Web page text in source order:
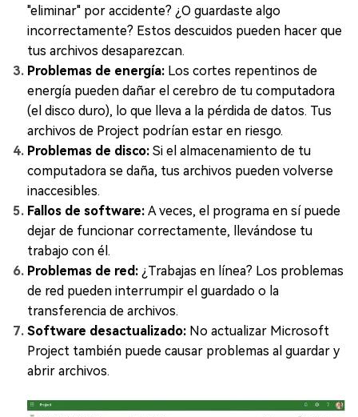
"eliminar" por accidente? ¿O guardaste algo
incorrectamente? Estos descuidos pueden hacer que
tus archivos desaparezcan.
Problemas de energía: Los cortes repentinos de
energía pueden dañar el cerebro de tu computadora
(el disco duro), lo que lleva a la pérdida de datos. Tus
archivos de Project podrían estar en riesgo.
Problemas de disco: Si el almacenamiento de tu
computadora se daña, tus archivos pueden volverse
inaccesibles.
Fallos de software: A veces, el programa en sí puede
dejar de funcionar correctamente, llevándose tu
trabajo con él.
Problemas de red: ¿Trabajas en línea? Los problemas
de red pueden interrumpir el guardado o la
transferencia de archivos.
Software desactualizado: No actualizar Microsoft
Project también puede causar problemas al guardar y
abrir archivos.